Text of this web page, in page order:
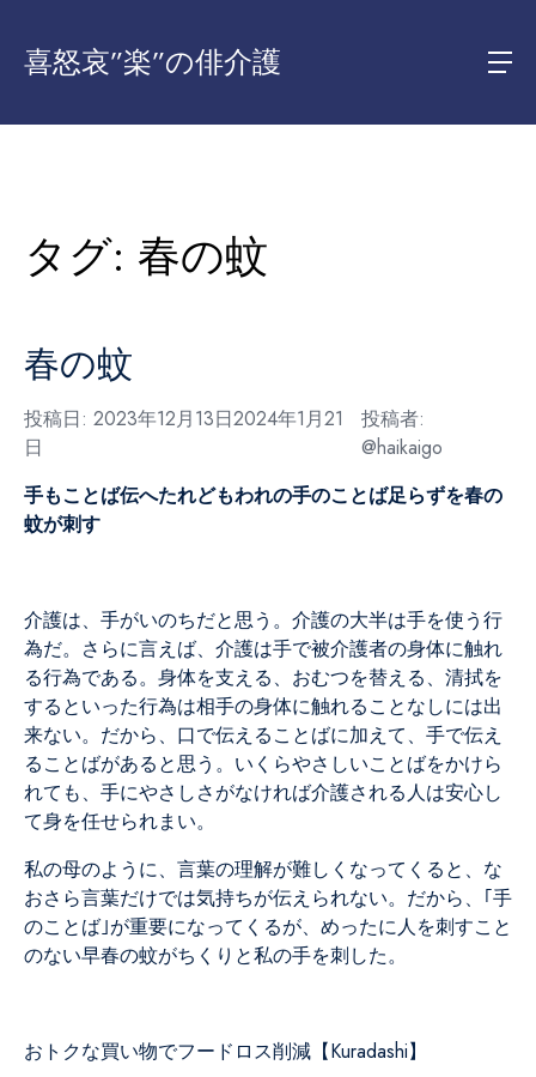
喜怒哀”楽”の俳介護
タグ: 春の蚊
春の蚊
投稿日: 2023年12月13日2024年1月21
日
投稿者:
@haikaigo
手もことば伝へたれどもわれの手のことば足らずを春の
蚊が刺す
介護は、手がいのちだと思う。介護の大半は手を使う行
為だ。さらに言えば、介護は手で被介護者の身体に触れ
る行為である。身体を支える、おむつを替える、清拭を
するといった行為は相手の身体に触れることなしには出
来ない。だから、口で伝えることばに加えて、手で伝え
ることばがあると思う。いくらやさしいことばをかけら
れても、手にやさしさがなければ介護される人は安心し
て身を任せられまい。
私の母のように、言葉の理解が難しくなってくると、な
おさら言葉だけでは気持ちが伝えられない。だから、｢手
のことば｣が重要になってくるが、めったに人を刺すこと
のない早春の蚊がちくりと私の手を刺した。
おトクな買い物でフードロス削減【Kuradashi】